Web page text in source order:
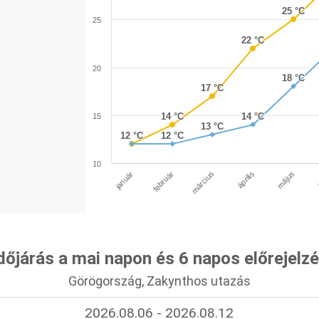
12 °C
12 °C
14 °C
14 °C
17 °C
17 °C
22 °C
22 °C
25 °C
25 °C
12 °C
12 °C
13 °C
13 °C
14 °C
14 °C
18 °C
18 °C
január február március április május
10
15
20
25
a mai napon és 6 napos
Görögország, Zakynthos utazás
2026.08.06 - 2026.08.12